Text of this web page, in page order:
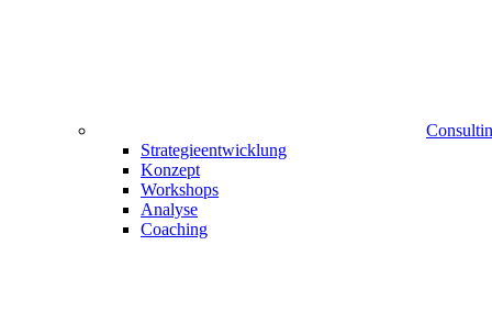
Strategieentwicklung
Konzept
Workshops
Analyse
Coaching